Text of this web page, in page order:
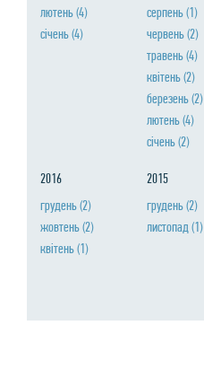
лютень(4)
сiчень(4)
серпень(1)
червень(2)
травень(4)
квiтень(2)
березень(2)
лютень(4)
сiчень(2)
2016
грудень(2)
жовтень(2)
квiтень(1)
2015
грудень(2)
листопад(1)